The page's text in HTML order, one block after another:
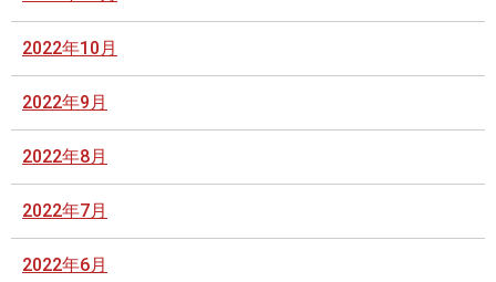
2022年10月
2022年9月
2022年8月
2022年7月
2022年6月